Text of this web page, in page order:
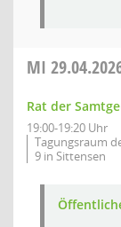
MI
Rat der
19:00-19:20 Uhr
Tagungsraum
9 in Sittensen